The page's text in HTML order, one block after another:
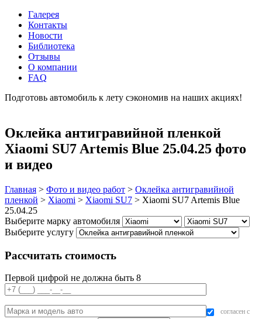
Галерея
Контакты
Новости
Библиотека
Отзывы
О компании
FAQ
Подготовь автомобиль к лету сэкономив на наших акциях!
Оклейка антигравийной пленкой
Xiaomi SU7 Artemis Blue 25.04.25 фото
и видео
Главная > Фото и видео работ > Оклейка антигравийной
пленкой > Xiaomi > Xiaomi SU7 > Xiaomi SU7 Artemis Blue
25.04.25
Выберите марку автомобиля
Выберите услугу
Рассчитать стоимость
Первой цифрой не должна быть 8
согласен с